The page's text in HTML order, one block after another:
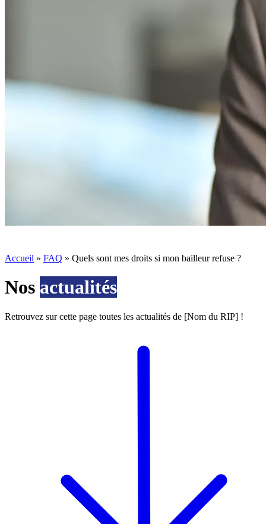
Accueil » FAQ » Quels sont mes droits si mon bailleur refuse ?
Nos actualités
Retrouvez sur cette page toutes les actualités de [Nom du RIP] !